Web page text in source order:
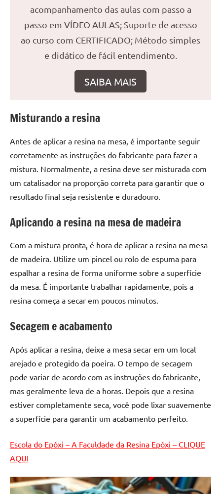
encontrará
ambiente
peças
únicas.
Nosso
conteúdo
focado
apresentar
melhores
práticas
e
tendências
para
mesa
de
resinada
de
alta
qualidade,
como
as
populares
Tables
mesas
de
tampinhas
acompanhamento das aulas com passo a
passo em VÍDEO AULAS; Suporte de acesso
ao curso com CERTIFICADO; Método simples
e didático de fácil entendimento.
SAIBA MAIS
Misturando a resina
Antes de aplicar a resina na mesa, é importante seguir
corretamente as instruções do fabricante para fazer a
mistura. Normalmente, a resina deve ser misturada com
um catalisador na proporção correta para garantir que o
resultado final seja resistente e duradouro.
Aplicando a resina na mesa de madeira
Com a mistura pronta, é hora de aplicar a resina na mesa
de madeira. Utilize um pincel ou rolo de espuma para
espalhar a resina de forma uniforme sobre a superfície
da mesa. É importante trabalhar rapidamente, pois a
resina começa a secar em poucos minutos.
Secagem e acabamento
Após aplicar a resina, deixe a mesa secar em um local
arejado e protegido da poeira. O tempo de secagem
pode variar de acordo com as instruções do fabricante,
mas geralmente leva de a horas. Depois que a resina
estiver completamente seca, você pode lixar suavemente
a superfície para garantir um acabamento perfeito.
Escola do Epóxi – A Faculdade da Resina Epóxi – CLIQUE
AQUI